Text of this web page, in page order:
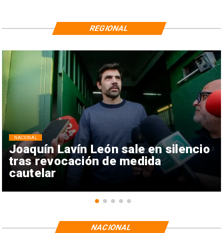
Joaquín Lavín León sale en silencio
tras revocación de medida
cautelar
NACIONAL
REGIONAL
NACIONAL